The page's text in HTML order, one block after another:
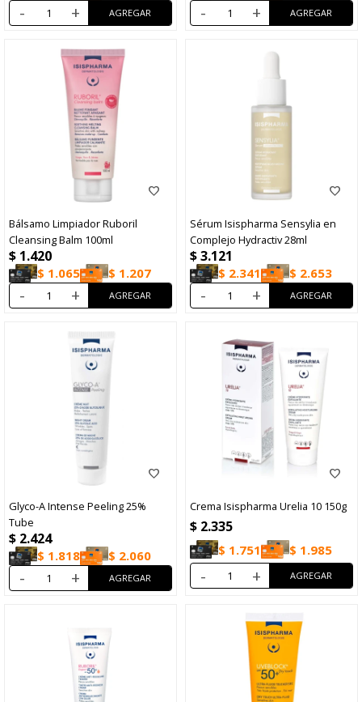
- + - +
Bálsamo Limpiador Ruboril
Cleansing Balm 100ml
$ 1.420
$ 1.065 $ 1.207
- +
Sérum Isispharma Sensylia en
Complejo Hydractiv 28ml
$3.121
$ 2.341 $ 2.653
- +
Glyco-A Intense Peeling 25%
Tube
$ 2.424
$ 1.818 $ 2.060
- +
Crema Isispharma Urelia 10 150g
$ 2.335
$ 1.751 $ 1.985
- +